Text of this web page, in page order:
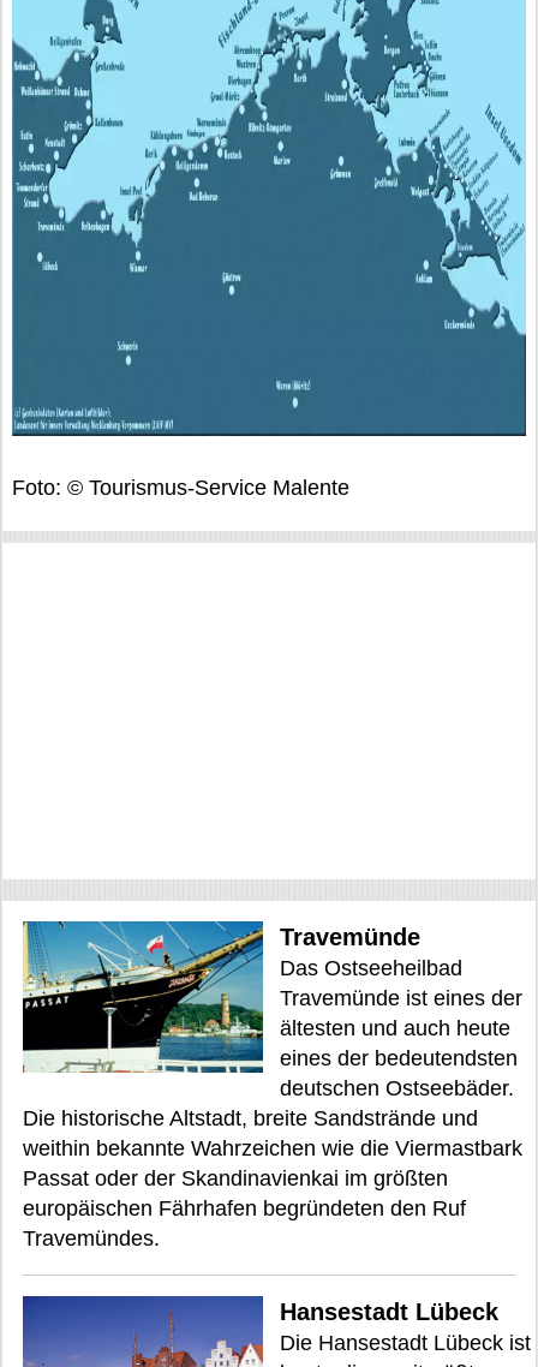
Foto: © Tourismus-Service Malente
Travemünde
Das Ostseeheilbad
Travemünde ist eines der
ältesten und auch heute
eines der bedeutendsten
deutschen Ostseebäder.
Die historische Altstadt, breite Sandstrände und
weithin bekannte Wahrzeichen wie die Viermastbark
Passat oder der Skandinavienkai im größten
europäischen Fährhafen begründeten den Ruf
Travemündes.
Hansestadt Lübeck
Die Hansestadt Lübeck ist